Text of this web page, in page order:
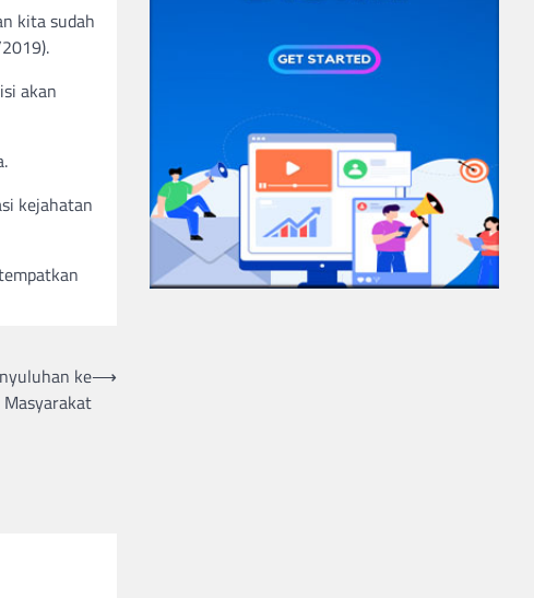
kita sudah
akan
kejahatan
ke
Masyarakat
⟶